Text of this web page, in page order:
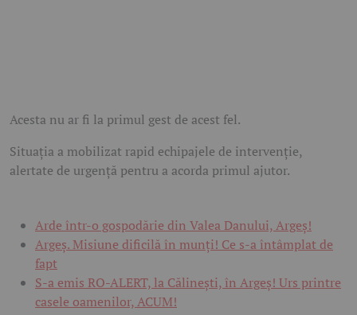
Acesta nu ar fi la primul gest de acest fel.
Situația a mobilizat rapid echipajele de intervenție,
alertate de urgență pentru a acorda primul ajutor.
Arde într-o gospodărie din Valea Danului, Argeș!
Argeș. Misiune dificilă în munți! Ce s-a întâmplat de
fapt
S-a emis RO-ALERT, la Călinești, în Argeș! Urs printre
casele oamenilor, ACUM!